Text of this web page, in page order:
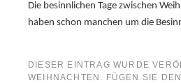
Die besinnlichen Tage zwischen
haben schon manchen um die
DIESER EINTRAG WURDE
WEIHNACHTEN . FÜGEN SIE DEN